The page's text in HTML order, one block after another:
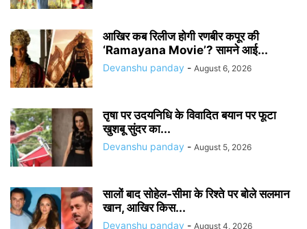
आखिर कब रिलीज होगी रणबीर कपूर की
‘Ramayana Movie’? सामने आई...
Devanshu panday - August 6, 2026
तृषा पर उदयनिधि के विवादित बयान पर फूटा
खुशबू सुंदर का...
Devanshu panday - August 5, 2026
सालों बाद सोहेल-सीमा के रिश्ते पर बोले सलमान
खान, आखिर किस...
Devanshu panday - August 4, 2026